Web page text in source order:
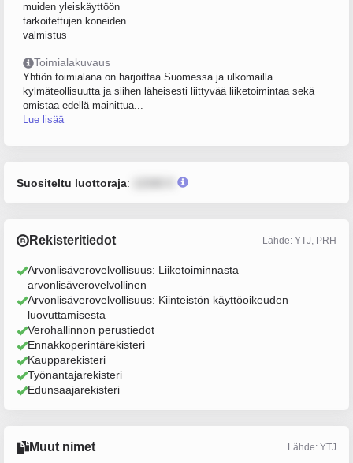
muiden yleiskäyttöön
tarkoitettujen koneiden
valmistus
Toimialakuvaus
Yhtiön toimialana on harjoittaa Suomessa ja ulkomailla
kylmäteollisuutta ja siihen läheisesti liittyvää liiketoimintaa sekä
omistaa edellä mainittua...
Lue lisää
Suositeltu luottoraja:
Rekisteritiedot Lähde: YTJ, PRH
Arvonlisäverovelvollisuus: Liiketoiminnasta
arvonlisäverovelvollinen
Arvonlisäverovelvollisuus: Kiinteistön käyttöoikeuden
luovuttamisesta
Verohallinnon perustiedot
Ennakkoperintärekisteri
Kaupparekisteri
Työnantajarekisteri
Edunsaajarekisteri
Muut nimet Lähde: YTJ